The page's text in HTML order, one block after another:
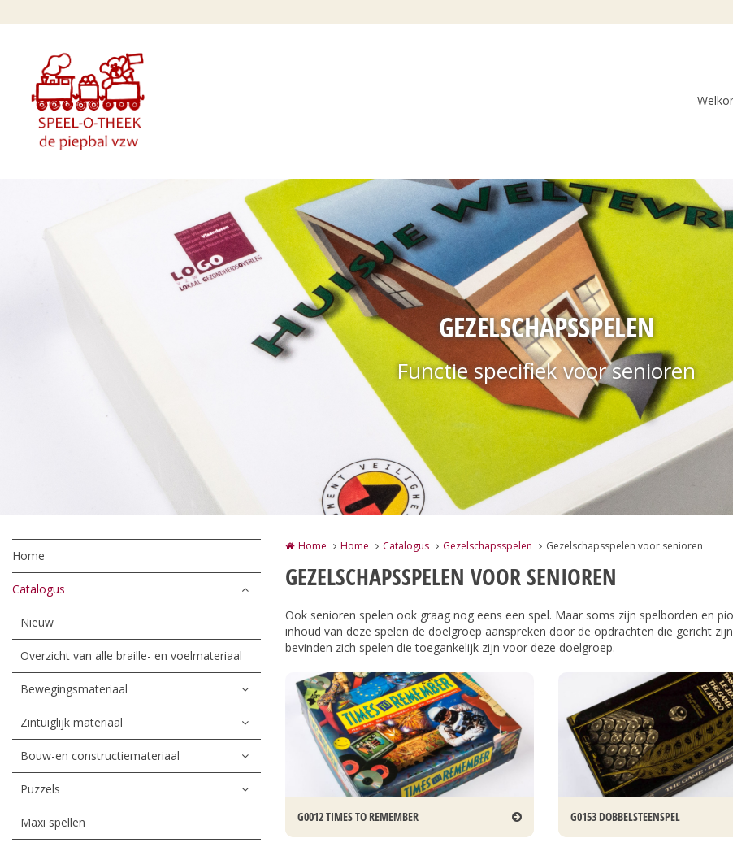
GEZELSCHAPSSPELEN
Functie specifiek voor senioren
Home
Catalogus
Nieuw
Overzicht van alle braille- en voelmateriaal
Bewegingsmateriaal
Zintuiglijk materiaal
Bouw-en constructiemateriaal
Puzzels
Maxi spellen
Home Home Catalogus Gezelschapsspelen Gezelschapsspelen voor senioren
GEZELSCHAPSSPELEN VOOR SENIOREN
Ook senioren spelen ook graag nog eens een spel. Maar soms zijn spelborden en
inhoud van deze spelen de doelgroep aanspreken door de opdrachten die gericht
bevinden zich spelen die toegankelijk zijn voor deze doelgroep.
G0012 TIMES TO REMEMBER G0153 DOBBELSTEENSPEL